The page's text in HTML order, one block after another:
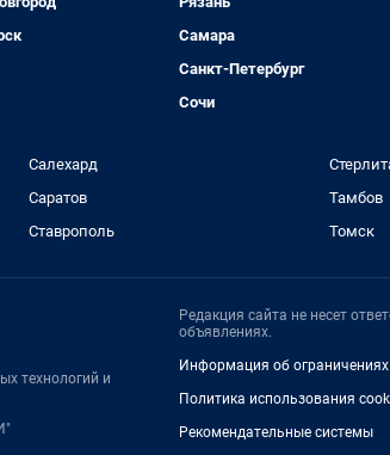
Самара
Санкт-Петербург
Сочи
Салехард
Саратов
Ставрополь
Тамбов
Томск
технологий и
Редакция сайта не несет
объявлениях.
Информация об ограничениях
Политика использования
Рекомендательные системы